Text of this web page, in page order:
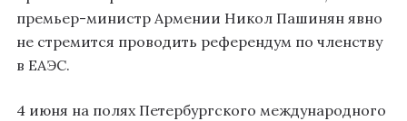
премьер-министр Армении Никол Пашинян явно
не стремится проводить референдум по членству
в ЕАЭС.
4 июня на полях Петербургского международного